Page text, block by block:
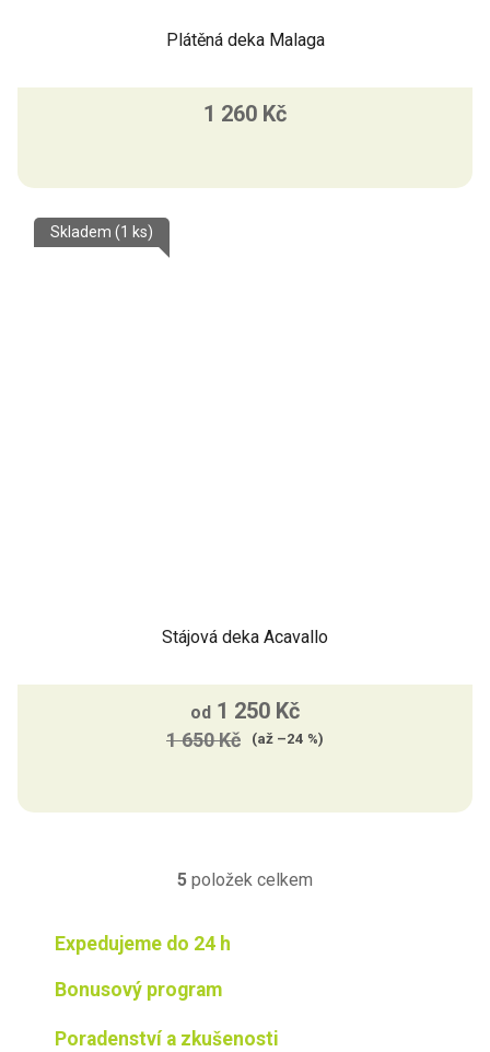
Plátěná deka Malaga
1 260 Kč
Stájová deka Acavallo
Skladem (1 ks)
od 1 250 Kč
1 650 Kč (až –24 %)
O
c
5 položek celkem
Expedujeme do 24 h
Bonusový program
Poradenství a zkušenosti